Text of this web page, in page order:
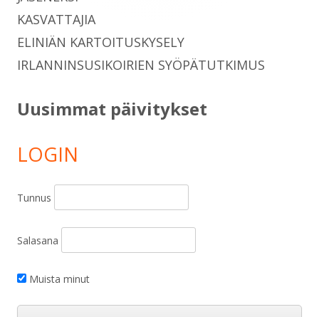
KASVATTAJIA
ELINIÄN KARTOITUSKYSELY
IRLANNINSUSIKOIRIEN SYÖPÄTUTKIMUS
Uusimmat päivitykset
LOGIN
Tunnus
Salasana
Muista minut